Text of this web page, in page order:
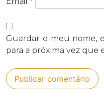
Guardar o meu nome,
para a próxima vez que